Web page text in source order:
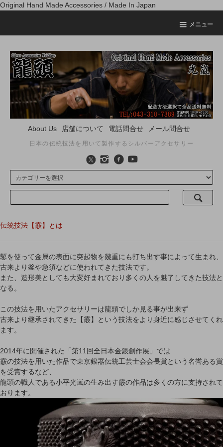
Original Hand Made Accessories / Made In Japan
メニュー
About Us 店舗について 電話問合せ メール問合せ
日本の伝統技法を用いて製作するシルバーアクセサリー
伝統技法【霰】とは
鏨を使って金属の表面に突起物を幾重にも打ち出す事によって生まれ、
古来より釜や急須などに使われてきた技法です。
また、造形美としても大変好まれており多くの人を魅了してきた技法と
なる。
この技法を用いたアクセサリーは龍頭でしか見る事が出来ず
古来より継承されてきた【霰】という技法をより身近に感じさせてくれ
ます。
2014年に開催された「第11回全日本金銀創作展」では
霰の技法を用いた作品で東京銀器伝統工芸士会会長賞という名誉ある賞
を受賞するなど、
龍頭の職人である小平光嵐の生み出す霰の作品は多くの方に支持されて
おります。